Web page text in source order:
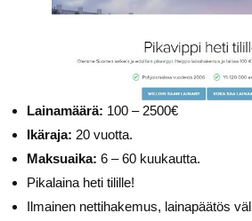
Lainamäärä: 100 – 2500€
Ikäraja: 20 vuotta.
Maksuaika: 6 – 60 kuukautta.
Pikalaina heti tilille!
Ilmainen nettihakemus, lainapäätös